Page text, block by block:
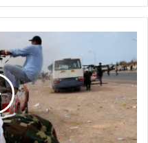
خيار
في
الشرق
الأوسط:
القتال
الإنسحاب